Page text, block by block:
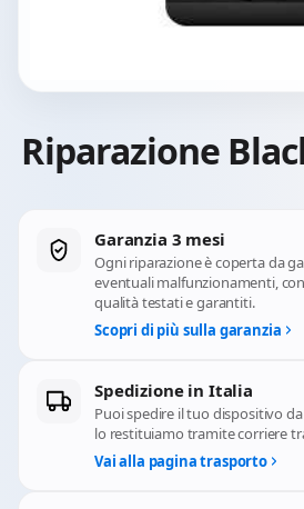
Riparazione
Garanzia 3 mesi
Ogni riparazione è coperta da
eventuali malfunzionamenti,
qualità testati e garantiti.
Scopri di più sulla garanzia
Spedizione in Italia
Puoi spedire il tuo dispositivo
lo restituiamo tramite corriere
Vai alla pagina trasporto